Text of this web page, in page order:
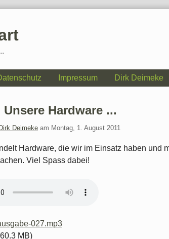
Impressum Dirk Deimeke
Hardware ...
Dirk Deimeke am Montag, 1. August 2011
Hardware, die wir im Einsatz haben und
Viel Spass dabei!
027.mp3
MB)